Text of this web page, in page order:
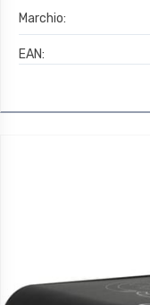
Marchio:
EAN: